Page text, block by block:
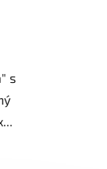
s